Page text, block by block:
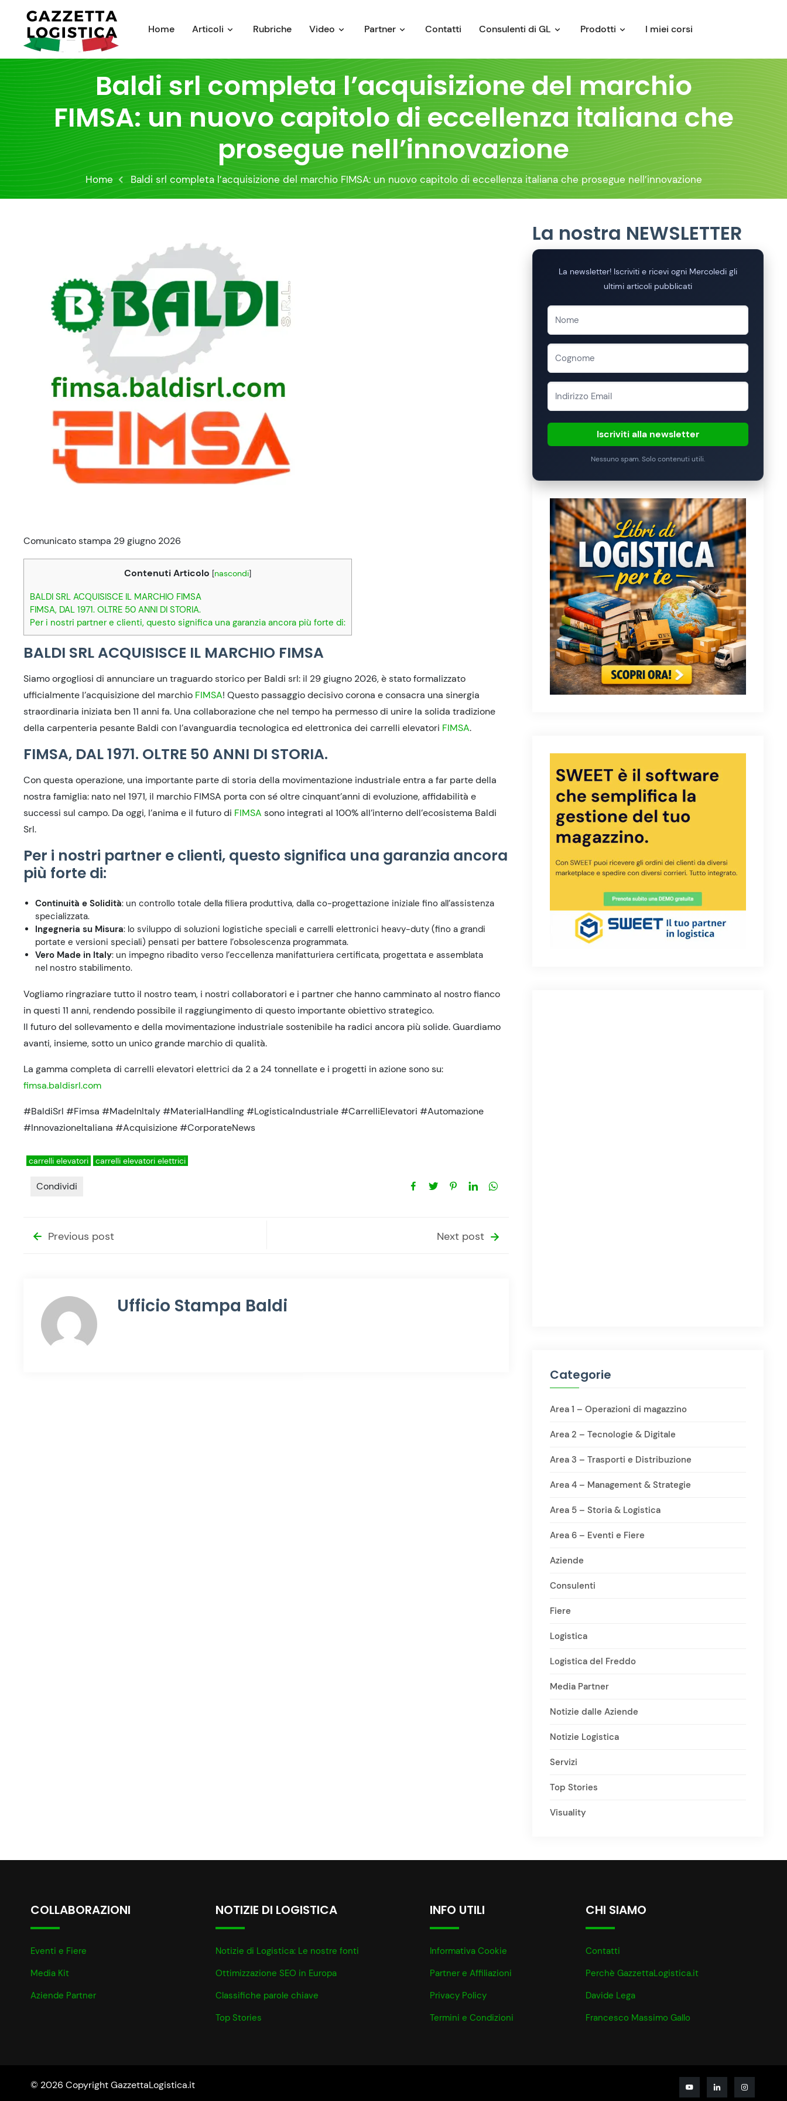
content
Home Articoli Rubriche Video Partner Contatti Consulenti di GL Prodotti I miei corsi
Baldi srl completa l’acquisizione del marchio
FIMSA: un nuovo capitolo di eccellenza italiana che
prosegue nell’innovazione
Home Baldi srl completa l’acquisizione del marchio FIMSA: un nuovo capitolo di eccellenza italiana che prosegue nell’innovazione
Comunicato stampa 29 giugno 2026
Contenuti Articolo [nascondi]
BALDI SRL ACQUISISCE IL MARCHIO FIMSA
FIMSA, DAL 1971. OLTRE 50 ANNI DI STORIA.
Per i nostri partner e clienti, questo significa una garanzia ancora più forte di:
BALDI SRL ACQUISISCE IL MARCHIO FIMSA
Siamo orgogliosi di annunciare un traguardo storico per Baldi srl: il 29 giugno 2026, è stato formalizzato
ufficialmente l’acquisizione del marchio FIMSA! Questo passaggio decisivo corona e consacra una sinergia
straordinaria iniziata ben 11 anni fa. Una collaborazione che nel tempo ha permesso di unire la solida tradizione
della carpenteria pesante Baldi con l’avanguardia tecnologica ed elettronica dei carrelli elevatori FIMSA.
FIMSA, DAL 1971. OLTRE 50 ANNI DI STORIA.
Con questa operazione, una importante parte di storia della movimentazione industriale entra a far parte della
nostra famiglia: nato nel 1971, il marchio FIMSA porta con sé oltre cinquant’anni di evoluzione, affidabilità e
successi sul campo. Da oggi, l’anima e il futuro di FIMSA sono integrati al 100% all’interno dell’ecosistema Baldi
Srl.
Per i nostri partner e clienti, questo significa una garanzia ancora
più forte di:
Continuità e Solidità: un controllo totale della filiera produttiva, dalla co-progettazione iniziale fino all’assistenza
specializzata.
Ingegneria su Misura: lo sviluppo di soluzioni logistiche speciali e carrelli elettronici heavy-duty (fino a grandi
portate e versioni speciali) pensati per battere l’obsolescenza programmata.
Vero Made in Italy: un impegno ribadito verso l’eccellenza manifatturiera certificata, progettata e assemblata
nel nostro stabilimento.
Vogliamo ringraziare tutto il nostro team, i nostri collaboratori e i partner che hanno camminato al nostro fianco
in questi 11 anni, rendendo possibile il raggiungimento di questo importante obiettivo strategico.
Il futuro del sollevamento e della movimentazione industriale sostenibile ha radici ancora più solide. Guardiamo
avanti, insieme, sotto un unico grande marchio di qualità.
La gamma completa di carrelli elevatori elettrici da 2 a 24 tonnellate e i progetti in azione sono su:
fimsa.baldisrl.com
#BaldiSrl #Fimsa #MadeInItaly #MaterialHandling #LogisticaIndustriale #CarrelliElevatori #Automazione
#InnovazioneItaliana #Acquisizione #CorporateNews
carrelli elevatori carrelli elevatori elettrici
Condividi
Previous post Next post
Ufficio Stampa Baldi
La nostra NEWSLETTER
La newsletter! Iscriviti e ricevi ogni Mercoledi gli
ultimi articoli pubblicati
Iscriviti alla newsletter
Nessuno spam. Solo contenuti utili.
Categorie
Area 1 – Operazioni di magazzino
Area 2 – Tecnologie & Digitale
Area 3 – Trasporti e Distribuzione
Area 4 – Management & Strategie
Area 5 – Storia & Logistica
Area 6 – Eventi e Fiere
Aziende
Consulenti
Fiere
Logistica
Logistica del Freddo
Media Partner
Notizie dalle Aziende
Notizie Logistica
Servizi
Top Stories
Visuality
COLLABORAZIONI
Eventi e Fiere
Media Kit
Aziende Partner
NOTIZIE DI LOGISTICA
Notizie di Logistica: Le nostre fonti
Ottimizzazione SEO in Europa
Classifiche parole chiave
Top Stories
INFO UTILI
Informativa Cookie
Partner e Affiliazioni
Privacy Policy
Termini e Condizioni
CHI SIAMO
Contatti
Perchè GazzettaLogistica.it
Davide Lega
Francesco Massimo Gallo
© 2026 Copyright GazzettaLogistica.it